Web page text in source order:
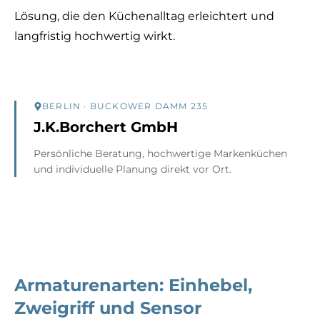
Lösung, die den Küchenalltag erleichtert und
langfristig hochwertig wirkt.
BERLIN · BUCKOWER DAMM 235
J.K.Borchert GmbH
Persönliche Beratung, hochwertige Markenküchen
und individuelle Planung direkt vor Ort.
Armaturenarten: Einhebel,
Zweigriff und Sensor